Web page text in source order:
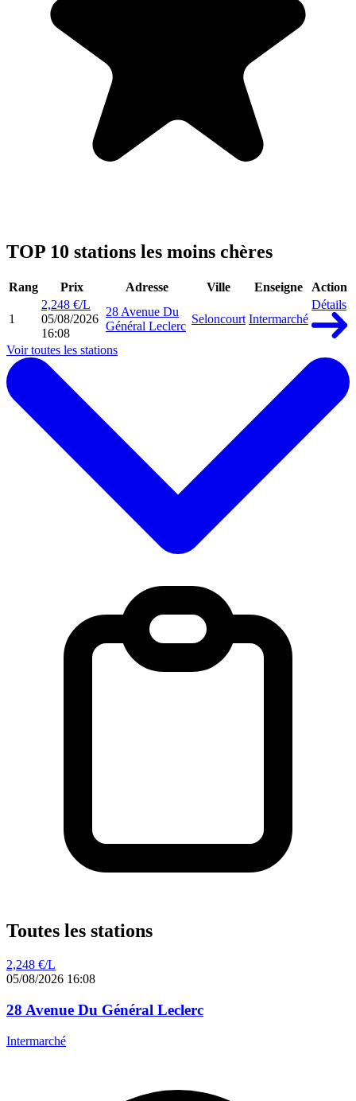
TOP 10 stations les moins chères
Rang Prix Adresse Ville Enseigne Action
1
2,248 €/L
05/08/2026
16:08
28 Avenue Du
Général Leclerc
Seloncourt Intermarché
Détails
Voir toutes les stations
Toutes les stations
2,248 €/L
05/08/2026 16:08
28 Avenue Du Général Leclerc
Intermarché